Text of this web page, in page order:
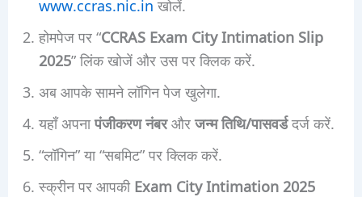
www.ccras.nic.inखोलें.
होमपेज पर “CCRAS Exam City Intimation Slip
2025” लिंक खोजें और उस पर क्लिक करें.
अब आपके सामने लॉगिन पेज खुलेगा.
यहाँ अपनापंजीकरण नंबरऔरजन्म तिथि/पासवर्डदर्ज करें.
“लॉगिन” या “सबमिट” पर क्लिक करें.
स्क्रीन पर आपकीExam City Intimation 2025